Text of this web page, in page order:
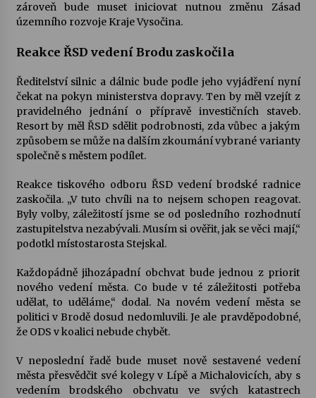
zároveň bude muset iniciovat nutnou změnu Zásad
územního rozvoje Kraje Vysočina.
Reakce ŘSD vedení Brodu zaskočila
Ředitelství silnic a dálnic bude podle jeho vyjádření nyní
čekat na pokyn ministerstva dopravy. Ten by měl vzejít z
pravidelného jednání o přípravě investičních staveb.
Resort by měl ŘSD sdělit podrobnosti, zda vůbec a jakým
způsobem se může na dalším zkoumání vybrané varianty
společně s městem podílet.
Reakce tiskového odboru ŘSD vedení brodské radnice
zaskočila. „V tuto chvíli na to nejsem schopen reagovat.
Byly volby, záležitostí jsme se od posledního rozhodnutí
zastupitelstva nezabývali. Musím si ověřit, jak se věci mají,“
podotkl místostarosta Stejskal.
Každopádně jihozápadní obchvat bude jednou z priorit
nového vedení města. Co bude v té záležitosti potřeba
udělat, to uděláme,“ dodal. Na novém vedení města se
politici v Brodě dosud nedomluvili. Je ale pravděpodobné,
že ODS v koalici nebude chybět.
V neposlední řadě bude muset nově sestavené vedení
města přesvědčit své kolegy v Lípě a Michalovicích, aby s
vedením brodského obchvatu ve svých katastrech